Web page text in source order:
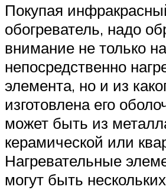
Покупая
обогреватель, надо
внимание не только
непосредственно
элемента, но и из
изготовлена его
может быть из
керамической или
Нагревательные
могут быть